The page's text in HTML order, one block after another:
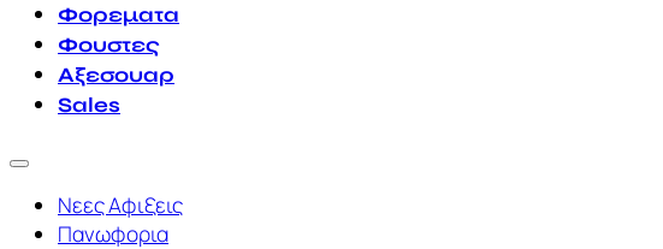
Φορεματα
Φουστες
Αξεσουαρ
Sales
Νεες Αφιξεις
Πανωφορια